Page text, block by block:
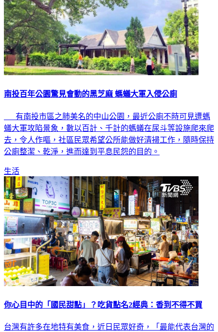
南投百年公園驚見會動的黑芝麻 螞蟻大軍入侵公廁
有南投市區之肺美名的中山公園，最近公廁不時可見遭螞
蟻大軍攻陷景象，數以百計、千計的螞蟻在尿斗等設施爬來爬
去，令人作嘔，社區民眾希望公所能做好清掃工作，隨時保持
公廁整潔、乾淨，進而達到平息民怨的目的。
生活
你心目中的「國民甜點」？吃貨點名2經典：香到不得不買
台灣有許多在地特有美食，近日民眾好奇，「最能代表台灣的